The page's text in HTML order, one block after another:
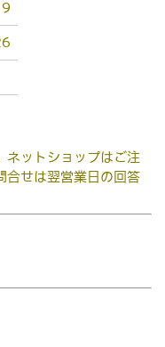
ネットショップはご注
合せは翌営業日の回答